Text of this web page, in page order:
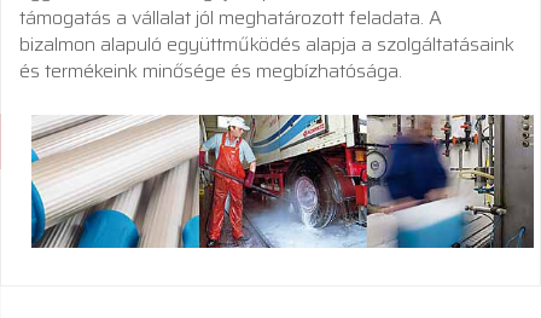
támogatás a vállalat jól meghatározott feladata. A
bizalmon alapuló együttműködés alapja a szolgáltatásaink
és termékeink minősége és megbízhatósága.